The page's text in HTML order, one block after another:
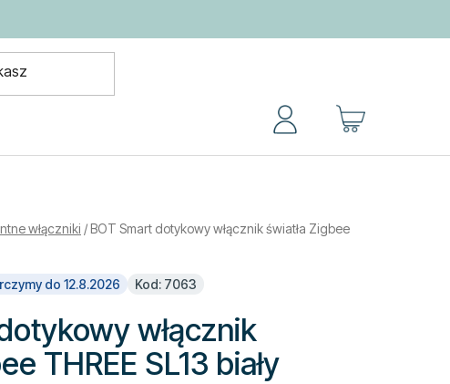
KOSZYK
włączniki /BOT Smart dotykowy włącznik światła Zigbee
do 12.8.2026 Kod: 7063
włącznik
THREE SL13 biały